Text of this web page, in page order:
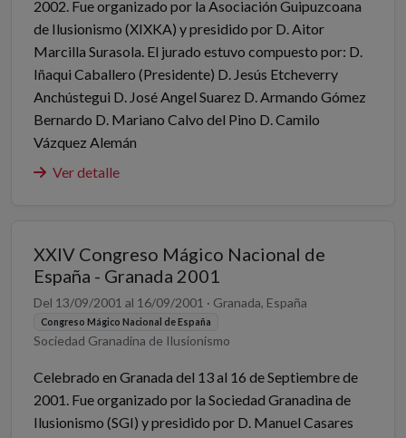
2002. Fue organizado por la Asociación Guipuzcoana
de Ilusionismo (XIXKA) y presidido por D. Aitor
Marcilla Surasola. El jurado estuvo compuesto por: D.
Iñaqui Caballero (Presidente) D. Jesús Etcheverry
Anchústegui D. José Angel Suarez D. Armando Gómez
Bernardo D. Mariano Calvo del Pino D. Camilo
Vázquez Alemán
Ver detalle
XXIV Congreso Mágico Nacional de
España - Granada 2001
Del 13/09/2001 al 16/09/2001 · Granada, España
Congreso Mágico Nacional de España
Sociedad Granadina de Ilusionismo
Celebrado en Granada del 13 al 16 de Septiembre de
2001. Fue organizado por la Sociedad Granadina de
Ilusionismo (SGI) y presidido por D. Manuel Casares